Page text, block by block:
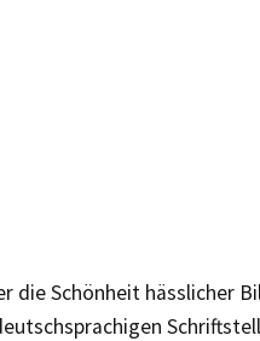
die Schönheit hässlicher